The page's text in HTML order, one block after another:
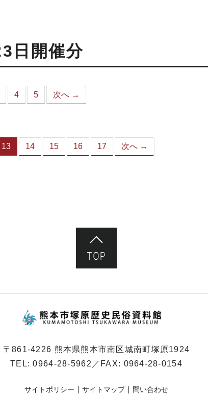
日開催分
4 5 次へ →
13
（こ
14 15 16 17 次へ →
〒861-4226 熊本県熊本市南区城南町塚原1924
TEL:0964-28-5962 ／FAX: 0964-28-0154
サイトポリシー サイトマップ 問い合わせ